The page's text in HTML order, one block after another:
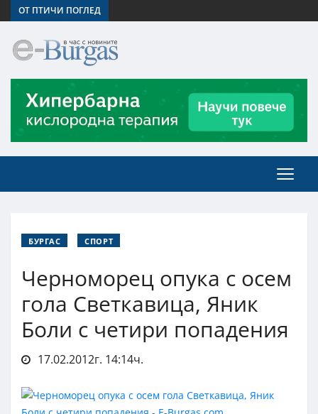
ОТ ПТИЧИ ПОГЛЕД
БУРГАС СПОРТ
Черноморец опука с осем
гола Светкавица, Яник
Боли с четири попадения
17.02.2012г. 14:14ч.